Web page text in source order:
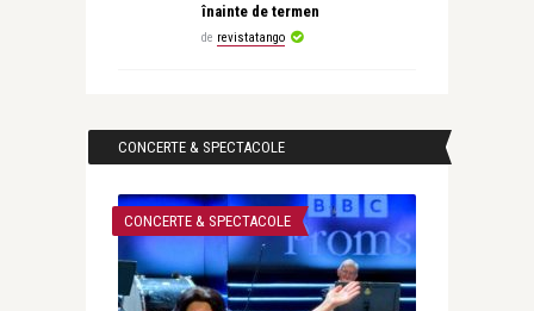
înainte de termen
de revistatango
CONCERTE & SPECTACOLE
CONCERTE & SPECTACOLE